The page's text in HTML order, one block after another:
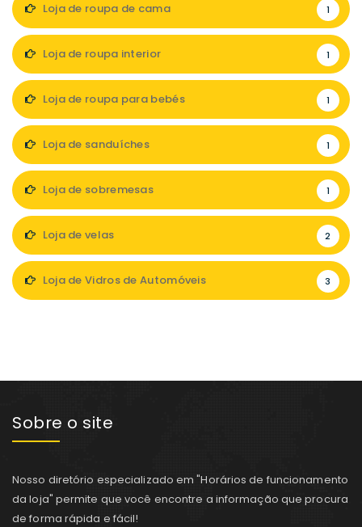
Loja de roupa de cama 1
Loja de roupa interior 1
Loja de roupa para bebés 1
Loja de sanduíches 1
Loja de sobremesas 1
Loja de velas 2
Loja de Vidros de Automóveis 3
Sobre o site
Nosso diretório especializado em "Horários de funcionamento
da loja" permite que você encontre a informação que procura
de forma rápida e fácil!